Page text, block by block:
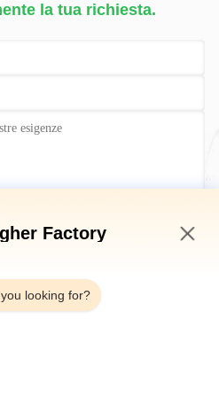
la tua richiesta.
ora Factory
looking for?